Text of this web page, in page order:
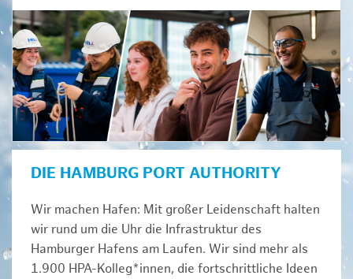
DIE HAMBURG PORT AUTHORITY
Wir machen Hafen: Mit großer Leidenschaft halten
wir rund um die Uhr die Infrastruktur des
Hamburger Hafens am Laufen. Wir sind mehr als
1.900 HPA-Kolleg*innen, die fortschrittliche Ideen